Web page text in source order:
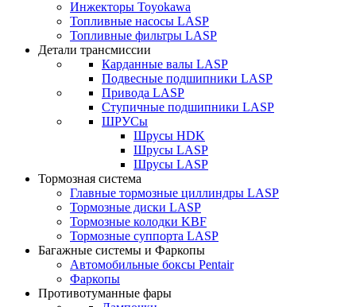
Инжекторы Toyokawa
Топливные насосы LASP
Топливные фильтры LASP
Детали трансмиссии
Карданные валы LASP
Подвесные подшипники LASP
Привода LASP
Ступичные подшипники LASP
ШРУСы
Шрусы HDK
Шрусы LASP
Шрусы LASP
Тормозная система
Главные тормозные циллиндры LASP
Тормозные диски LASP
Тормозные колодки KBF
Тормозные суппорта LASP
Багажные системы и Фаркопы
Автомобильные боксы Pentair
Фаркопы
Противотуманные фары